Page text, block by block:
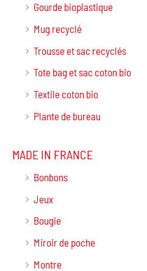
Gourde bioplastique
Mug recyclé
Trousse et sac recyclés
Tote bag et sac coton bio
Textile coton bio
Plante de bureau
MADE IN FRANCE
Bonbons
Jeux
Bougie
Miroir de poche
Montre